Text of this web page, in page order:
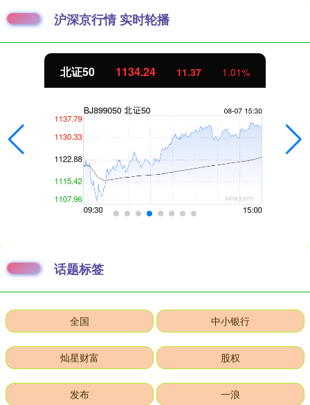
沪深京行情 实时轮播
北证50 1134.24 11.37 1.01%
话题标签
全国 中小银行
灿星财富 股权
发布 一浪